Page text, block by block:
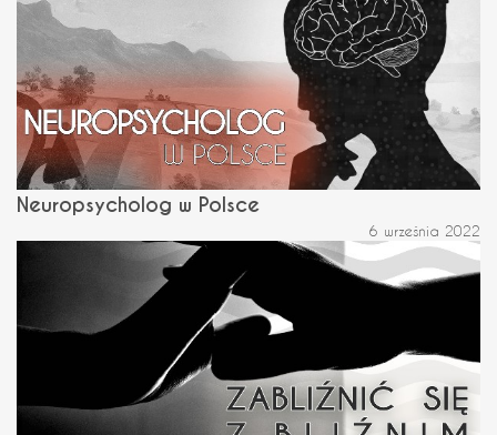
Neuropsycholog w Polsce
6 września 2022